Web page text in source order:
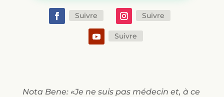
Suivre Suivre
Suivre
Nota Bene: «Je ne suis pas médecin et, à ce